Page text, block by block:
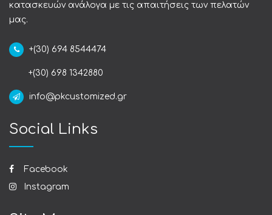
κατασκευών ανάλογα με τις απαιτήσεις των πελατών
μας.
+(30) 694 8544474
+(30) 698 1342880
info@pkcustomized.gr
Social Links
Facebook
Instagram